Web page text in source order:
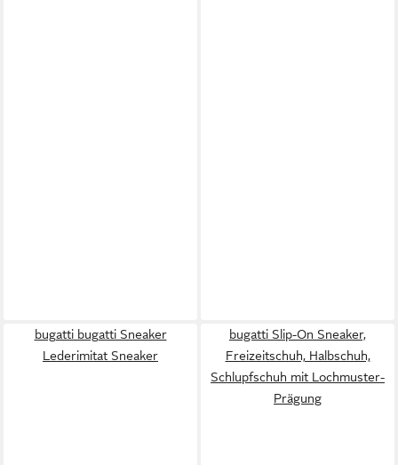
bugatti bugatti Sneaker
Lederimitat Sneaker
bugatti Slip-On Sneaker,
Freizeitschuh, Halbschuh,
Schlupfschuh mit Lochmuster-
Prägung